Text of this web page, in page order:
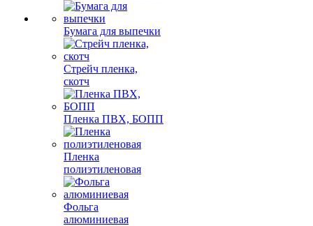
Бумага для выпечки
Стрейч пленка,
скотч
Пленка ПВХ, БОПП
Пленка
полиэтиленовая
Фольга
алюминиевая